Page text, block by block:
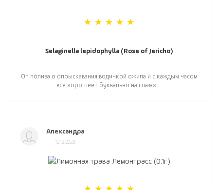
Selaginella lepidophylla (Rose of Jericho)
От полива о опрыскавания водичкой ожила и с каждым часом
все хорошеет буквально на глазах! ..
Александра
10.12.2023